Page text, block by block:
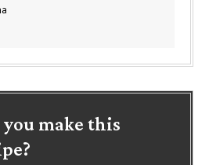
you make this